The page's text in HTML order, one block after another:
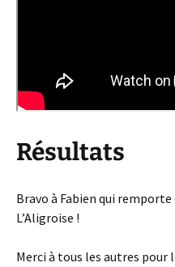
Résultats
Bravo à Fabien qui
L’Aligroise !
Merci à tous les autres pour